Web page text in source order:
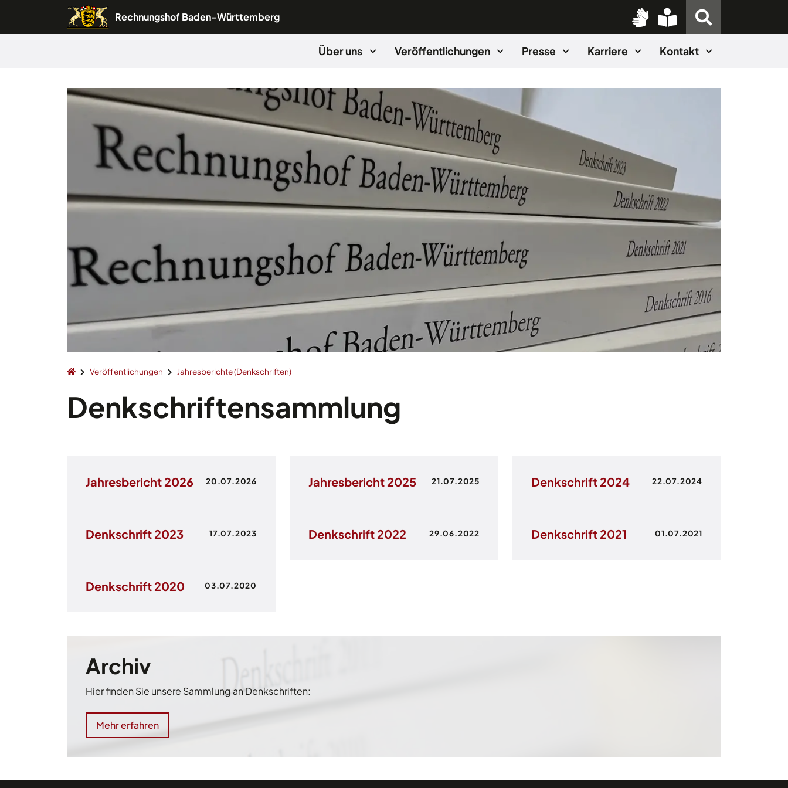
Rechnungshof Baden-Württemberg
Über uns Veröffentlichungen Presse Karriere Kontakt
Veröffentlichungen Jahresberichte (Denkschriften)
Denkschriftensammlung
Jahresbericht 2026 20.07.2026 Jahresbericht 2025 21.07.2025 Denkschrift 2024 22.07.2024
Denkschrift 2023 17.07.2023 Denkschrift 2022 29.06.2022 Denkschrift 2021 01.07.2021
Denkschrift 2020 03.07.2020
Archiv
Hier finden Sie unsere Sammlung an Denkschriften:
Mehr erfahren